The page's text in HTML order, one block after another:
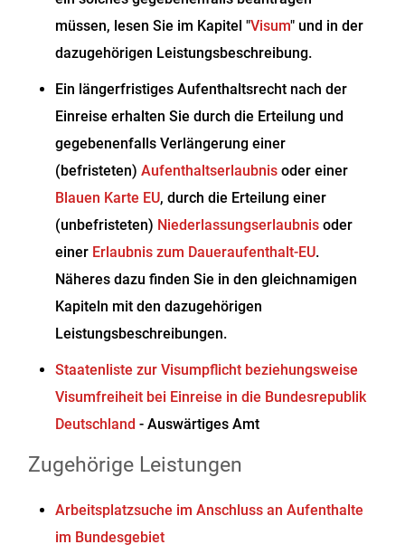
müssen, lesen Sie im Kapitel "Visum" und in der
dazugehörigen Leistungsbeschreibung.
Ein längerfristiges Aufenthaltsrecht nach der
Einreise erhalten Sie durch die Erteilung und
gegebenenfalls Verlängerung einer
(befristeten)Aufenthaltserlaubnis oder einer
Blauen Karte EU, durch die Erteilung einer
(unbefristeten) Niederlassungserlaubnis oder
einer Erlaubnis zum Daueraufenthalt-EU.
Näheres dazu finden Sie in den gleichnamigen
Kapiteln mit den dazugehörigen
Leistungsbeschreibungen.
Staatenliste zur Visumpflicht beziehungsweise
Visumfreiheit bei Einreise in die Bundesrepublik
Deutschland - Auswärtiges Amt
Zugehörige Leistungen
Arbeitsplatzsuche im Anschluss an Aufenthalte
im Bundesgebiet